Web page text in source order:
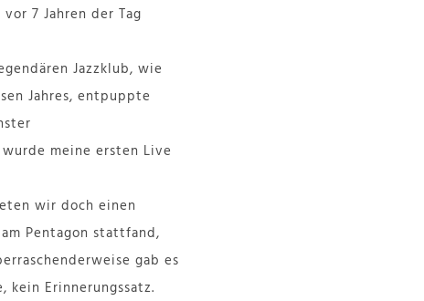
7 Jahren der Tag
Jazzklub, wie
Jahres, entpuppte
meine ersten Live
wir doch einen
Pentagon stattfand,
gab es
Erinnerungssatz.